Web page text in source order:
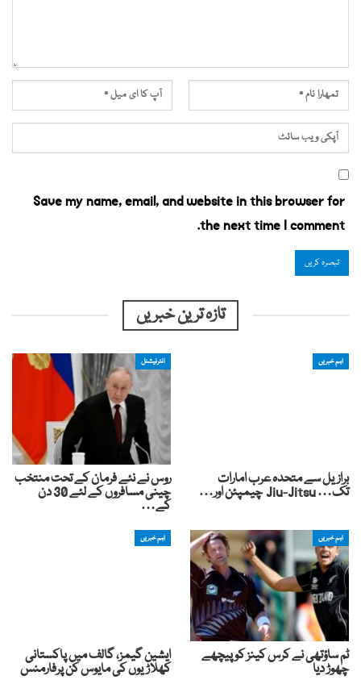
Save my name, email, and website in this browser for
the next time I comment.
تازہ ترین خبریں
اہم خبریں
برازیل سے متحدہ عرب امارات
تک… Jiu-Jitsu چیمپئن اور…
انٹرنیشنل
روس نے نئے فرمان کے تحت منتخب
چینی مسافروں کے لئے 30 دن
کے…
اہم خبریں
ٹم ساؤتھی نے کرس کینز کو پیچھے
چھوڑ دیا
اہم خبریں
ایشین گیمز، گالف میں پاکستانی
کھلاڑیوں کی مایوس کن پرفارمنس